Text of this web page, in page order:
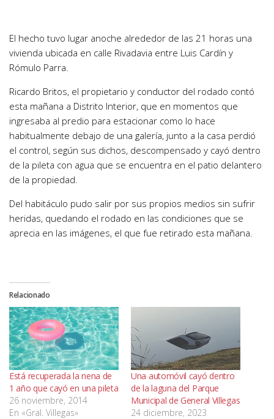
El hecho tuvo lugar anoche alrededor de las 21 horas una
vivienda ubicada en calle Rivadavia entre Luis Cardín y
Rómulo Parra.
Ricardo Britos, el propietario y conductor del rodado contó
esta mañana a Distrito Interior, que en momentos que
ingresaba al predio para estacionar como lo hace
habitualmente debajo de una galería, junto a la casa perdió
el control, según sus dichos, descompensado y cayó dentro
de la pileta con agua que se encuentra en el patio delantero
de la propiedad.
Del habitáculo pudo salir por sus propios medios sin sufrir
heridas, quedando el rodado en las condiciones que se
aprecia en las imágenes, el que fue retirado esta mañana.
Relacionado
Está recuperada la nena de
1 año que cayó en una pileta
26 noviembre, 2014
En «Gral. Villegas»
Una automóvil cayó dentro
de la laguna del Parque
Municipal de General Villegas
24 diciembre, 2023